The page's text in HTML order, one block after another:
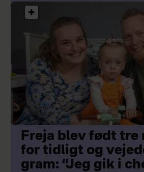
Freja blev født tre
for tidligt og
gram: ”Jeg gik i